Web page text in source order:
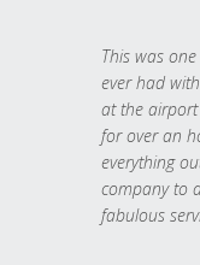
This was
ever had
at the
for over an
everything
company to
fabulous